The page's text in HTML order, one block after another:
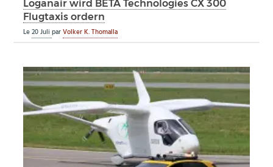
Loganair wird BETA Technologies CX 300
Flugtaxis ordern
Le20 JuliparVolker K. Thomalla